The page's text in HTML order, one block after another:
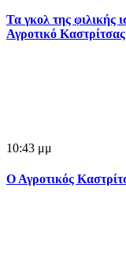
Τα γκολ της φιλικής
Αγροτικό
10:43 μμ
Ο Αγροτικός